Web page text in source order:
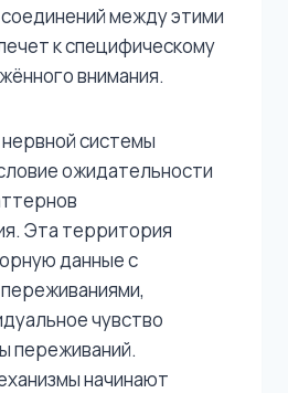
между этими
к специфическому
внимания.
системы
ожидательности
Эта территория
данные с
чувство
переживаний.
начинают